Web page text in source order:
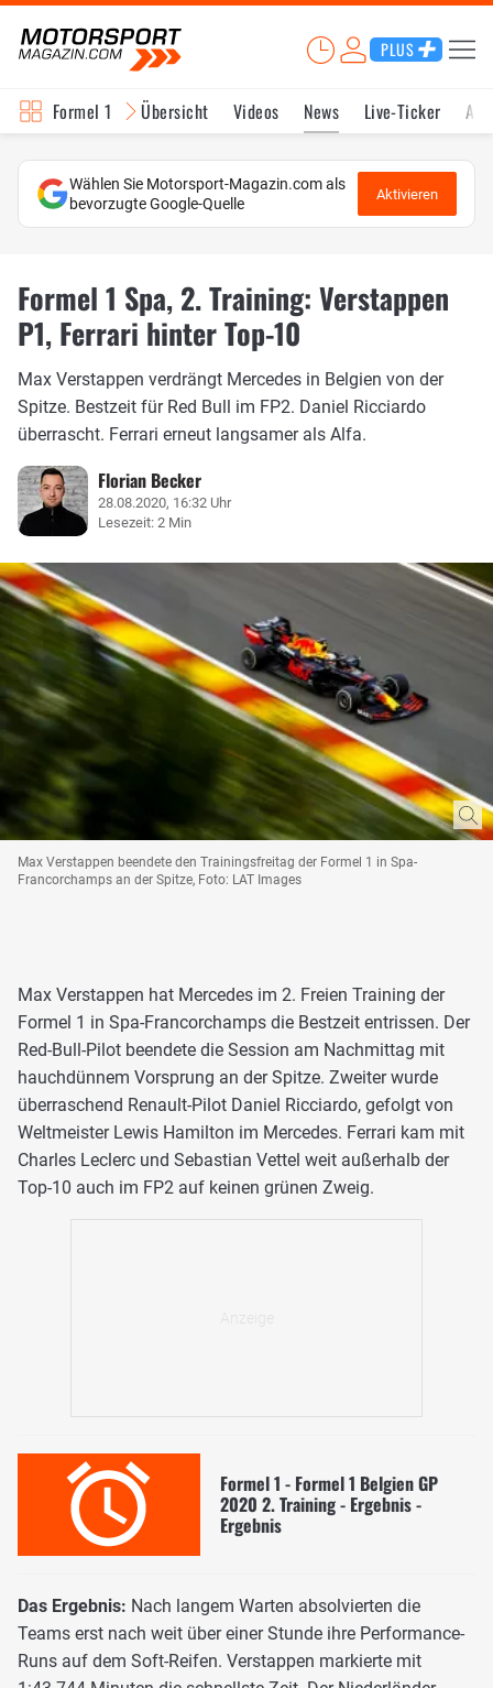
PLUS
Formel 1 Übersicht Videos News Live-Ticker
Wählen Sie Motorsport-Magazin.com als
bevorzugte Google-Quelle
Aktivieren
Formel 1 Spa, 2. Training: Verstappen
P1, Ferrari hinter Top-10
Max Verstappen verdrängt Mercedes in Belgien von der
Spitze. Bestzeit für Red Bull im FP2. Daniel Ricciardo
überrascht. Ferrari erneut langsamer als Alfa.
Florian Becker
28.08.2020, 16:32 Uhr
Lesezeit: 2 Min
Max Verstappen beendete den Trainingsfreitag der Formel 1 in Spa-
Francorchamps an der Spitze, Foto: LAT Images
Max Verstappen hat Mercedes im 2. Freien Training der
Formel 1 in Spa-Francorchamps die Bestzeit entrissen. Der
Red-Bull-Pilot beendete die Session am Nachmittag mit
hauchdünnem Vorsprung an der Spitze. Zweiter wurde
überraschend Renault-Pilot Daniel Ricciardo, gefolgt von
Weltmeister Lewis Hamilton im Mercedes. Ferrari kam mit
Charles Leclerc und Sebastian Vettel weit außerhalb der
Top-10 auch im FP2 auf keinen grünen Zweig.
Formel 1 - Formel 1 Belgien GP
2020 2. Training - Ergebnis -
Ergebnis
Das Ergebnis: Nach langem Warten absolvierten die
Teams erst nach weit über einer Stunde ihre Performance-
Runs auf dem Soft-Reifen. Verstappen markierte mit